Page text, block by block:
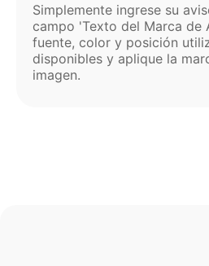
Simplemente ingrese su
campo 'Texto del Marca de
fuente, color y posición
disponibles y aplique la
imagen.